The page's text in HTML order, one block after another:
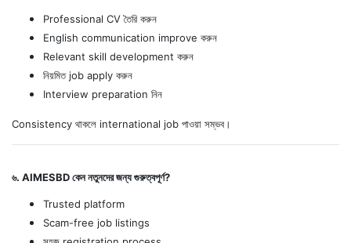
Professional CV তৈরি করুন
English communication improve করুন
Relevant skill development করুন
নিয়মিত job apply করুন
Interview preparation নিন
Consistency থাকলে international job পাওয়া সম্ভব।
৬. AIMESBD কেন নতুনদের জন্য গুরুত্বপূর্ণ?
Trusted platform
Scam-free job listings